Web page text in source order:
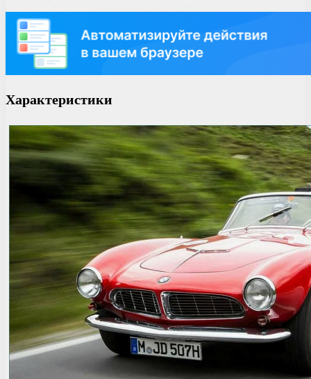
Характеристики